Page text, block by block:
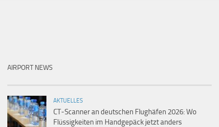
AIRPORT NEWS
AKTUELLES
CT-Scanner an deutschen Flughäfen 2026: Wo
Flüssigkeiten im Handgepäck jetzt anders